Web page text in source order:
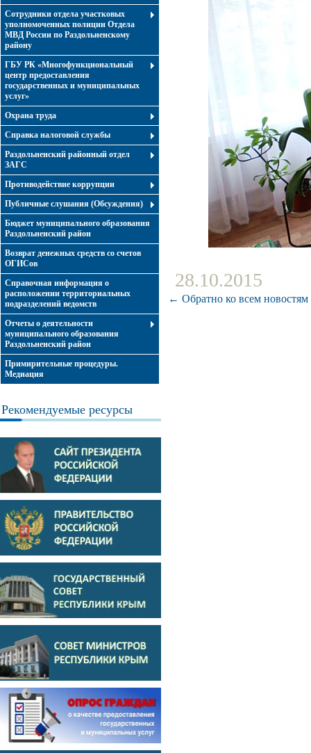
Сотрудники отдела участковых
уполномоченных полиции Отдела
МВД России по Раздольненскому
району
ГБУ РК «Многофункциональный
центр предоставления
государственных и муниципальных
услуг»
Охрана труда
Справка налоговой службы
Раздольненский районный отдел
ЗАГС
Противодействие коррупции
Публичные слушания (Обсуждения)
Бюджет муниципального образования
Раздольненский район
Возврат денежных средств со счетов
ОГИСов
Справочная информация о
расположении территориальных
подразделений ведомств
Отчеты о деятельности
муниципального образования
Раздольненский район
Примирительные процедуры.
Медиация
Рекомендуемые ресурсы
28.10.2015
← Обратно ко всем новостям